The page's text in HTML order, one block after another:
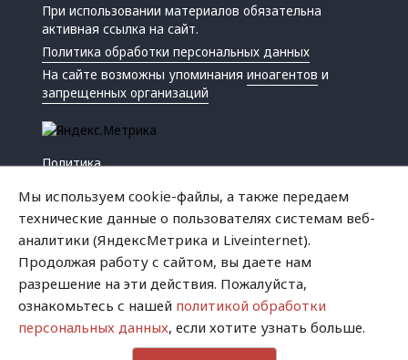
При использовании материалов обязательна
активная ссылка на сайт.
Политика обработки персональных данных
На сайте возможны упоминанияиноагентов и
запрещенных организаций
Политика
Криминал
Успех
Хватит это терпеть
Мы используем cookie-файлы, а также передаем
технические данные о пользователях системам веб-
аналитики (ЯндексМетрика и Liveinternet).
Продолжая работу с сайтом, вы даете нам
разрешение на эти действия. Пожалуйста,
ознакомьтесь с нашей политикой обработки
персональных данных, если хотите узнать больше.